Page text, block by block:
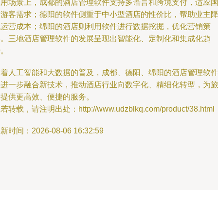
场景上，成都的酒店管理软件支持多语言和跨境支付，适应国
客需求；德阳的软件侧重于中小型酒店的性价比，帮助业主降
营成本；绵阳的酒店则利用软件进行数据挖掘，优化营销策
三地酒店管理软件的发展呈现出智能化、定制化和集成化趋
人工智能和大数据的普及，成都、德阳、绵阳的酒店管理软件
一步融合新技术，推动酒店行业向数字化、精细化转型，为旅
供更高效、便捷的服务。
转载，请注明出处：http://www.udzblkq.com/product/38.html
时间：2026-08-06 16:32:59